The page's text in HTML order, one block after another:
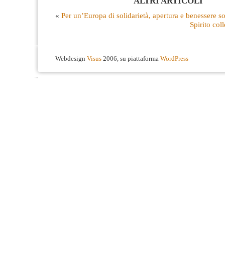
« Per un’Europa di solidarietà, apertura e benessere
Spirito
Webdesign Visus 2006, su piattaforma WordPress